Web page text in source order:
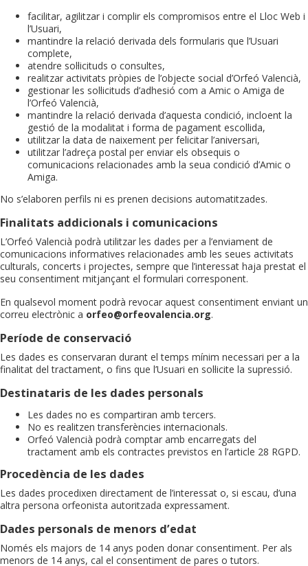
facilitar, agilitzar i complir els compromisos entre el Lloc Web i
l’Usuari,
mantindre la relació derivada dels formularis que l’Usuari
complete,
atendre sol·licituds o consultes,
realitzar activitats pròpies de l’objecte social d’Orfeó Valencià,
gestionar les sol·licituds d’adhesió com a Amic o Amiga de
l’Orfeó Valencià,
mantindre la relació derivada d’aquesta condició, incloent la
gestió de la modalitat i forma de pagament escollida,
utilitzar la data de naixement per felicitar l’aniversari,
utilitzar l’adreça postal per enviar els obsequis o
comunicacions relacionades amb la seua condició d’Amic o
Amiga.
No s’elaboren perfils ni es prenen decisions automatitzades.
Finalitats addicionals i comunicacions
L’Orfeó Valencià podrà utilitzar les dades per a l’enviament de
comunicacions informatives relacionades amb les seues activitats
culturals, concerts i projectes, sempre que l’interessat haja prestat el
seu consentiment mitjançant el formulari corresponent.
En qualsevol moment podrà revocar aquest consentiment enviant un
correu electrònic a orfeo@orfeovalencia.org.
Període de conservació
Les dades es conservaran durant el temps mínim necessari per a la
finalitat del tractament, o fins que l’Usuari en sol·licite la supressió.
Destinataris de les dades personals
Les dades no es compartiran amb tercers.
No es realitzen transferències internacionals.
Orfeó Valencià podrà comptar amb encarregats del
tractament amb els contractes previstos en l’article 28 RGPD.
Procedència de les dades
Les dades procedixen directament de l’interessat o, si escau, d’una
altra persona orfeonista autoritzada expressament.
Dades personals de menors d’edat
Només els majors de 14 anys poden donar consentiment. Per als
menors de 14 anys, cal el consentiment de pares o tutors.